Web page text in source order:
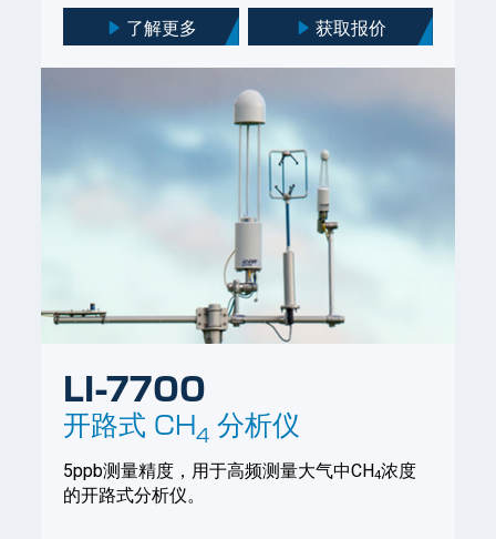
了解更多 获取报价
LI-7700
开路式 CH4 分析仪
5ppb测量精度，用于高频测量大气中CH4浓度
的开路式分析仪。